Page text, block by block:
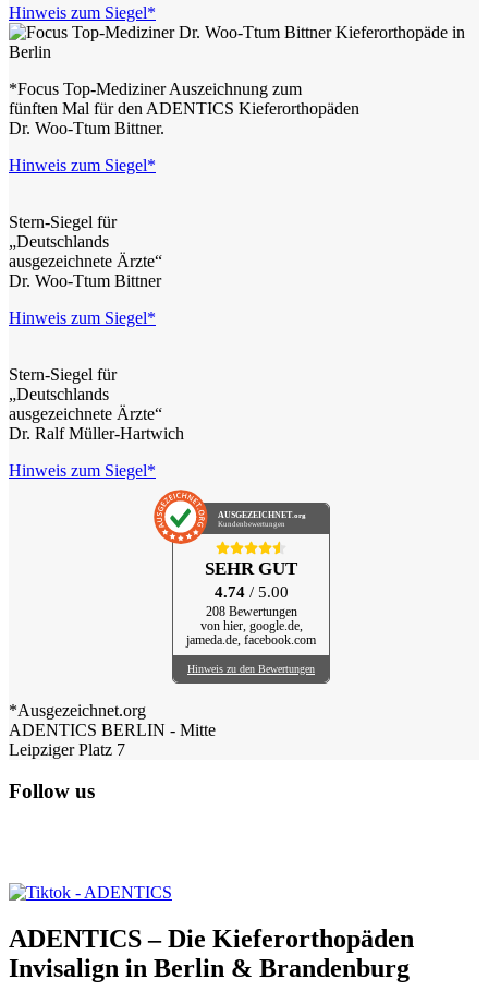
Hinweis zum Siegel*
*Focus Top-Mediziner Auszeichnung zum
fünften Mal für den ADENTICS Kieferorthopäden
Dr. Woo-Ttum Bittner.
Hinweis zum Siegel*
Stern-Siegel für
„Deutschlands
ausgezeichnete Ärzte“
Dr. Woo-Ttum Bittner
Hinweis zum Siegel*
Stern-Siegel für
„Deutschlands
ausgezeichnete Ärzte“
Dr. Ralf Müller-Hartwich
Hinweis zum Siegel*
AUSGEZEICHNET .org
Kundenbewertungen
SEHR GUT
4.74 / 5.00
208 Bewertungen
von hier, google.de,
jameda.de, facebook.com
Hinweis zu den Bewertungen
*Ausgezeichnet.org
ADENTICS BERLIN - Mitte
Leipziger Platz 7
Follow us
ADENTICS – Die Kieferorthopäden
Invisalign in Berlin & Brandenburg